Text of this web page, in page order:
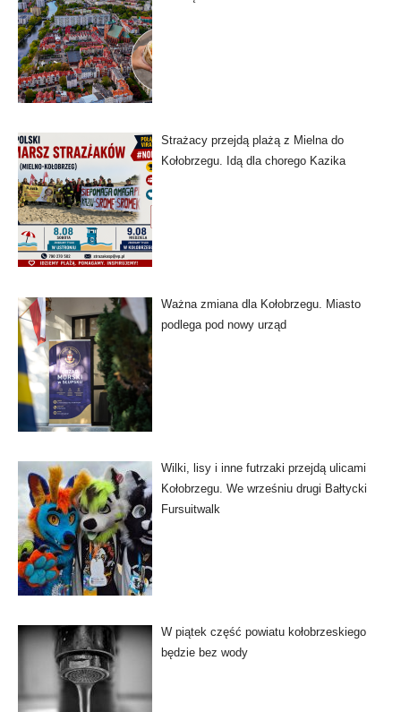
Strażacy przejdą plażą z Mielna do
Kołobrzegu. Idą dla chorego Kazika
Ważna zmiana dla Kołobrzegu. Miasto
podlega pod nowy urząd
Wilki, lisy i inne futrzaki przejdą ulicami
Kołobrzegu. We wrześniu drugi Bałtycki
Fursuitwalk
W piątek część powiatu kołobrzeskiego
będzie bez wody